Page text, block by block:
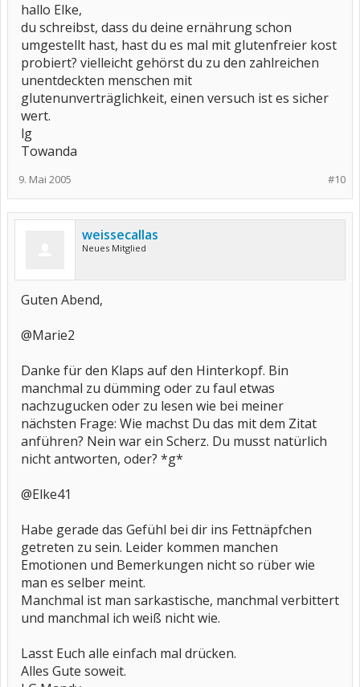
hallo Elke,
du schreibst, dass du deine ernährung schon
umgestellt hast, hast du es mal mit glutenfreier kost
probiert? vielleicht gehörst du zu den zahlreichen
unentdeckten menschen mit
glutenunverträglichkeit, einen versuch ist es sicher
wert.
lg
Towanda
#10
9. Mai 2005
weissecallas
Neues Mitglied
Guten Abend,
@Marie2
Danke für den Klaps auf den Hinterkopf. Bin
manchmal zu dümming oder zu faul etwas
nachzugucken oder zu lesen wie bei meiner
nächsten Frage: Wie machst Du das mit dem Zitat
anführen? Nein war ein Scherz. Du musst natürlich
nicht antworten, oder? *g*
@Elke41
Habe gerade das Gefühl bei dir ins Fettnäpfchen
getreten zu sein. Leider kommen manchen
Emotionen und Bemerkungen nicht so rüber wie
man es selber meint.
Manchmal ist man sarkastische, manchmal verbittert
und manchmal ich weiß nicht wie.
Lasst Euch alle einfach mal drücken.
Alles Gute soweit.